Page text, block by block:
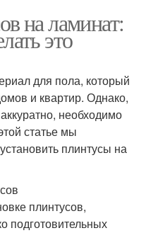
на ламинат:
это
для пола, который
и квартир. Однако,
необходимо
статье мы
плинтусы на
плинтусов,
подготовительных